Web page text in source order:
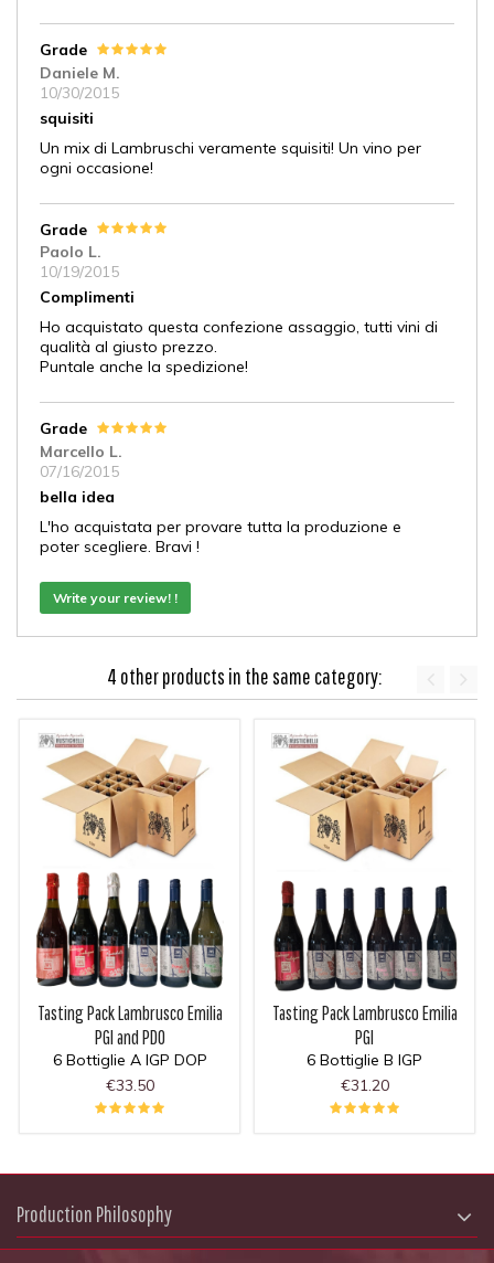
Grade
Daniele M.
10/30/2015
squisiti
Un mix di Lambruschi veramente squisiti! Un vino per
ogni occasione!
Grade
Paolo L.
10/19/2015
Complimenti
Ho acquistato questa confezione assaggio, tutti vini di
qualità al giusto prezzo.
Puntale anche la spedizione!
Grade
Marcello L.
07/16/2015
bella idea
L'ho acquistata per provare tutta la produzione e
poter scegliere. Bravi !
Write your review! !
4 other products in the same category:
Tasting Pack Lambrusco Emilia
PGI and PDO
6 Bottiglie A IGP DOP
€33.50
Tasting Pack Lambrusco Emilia
PGI
6 Bottiglie B IGP
€31.20
Production Philosophy